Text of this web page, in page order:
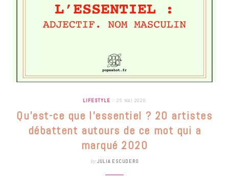
LIFESTYLE 25 MAI 2020
Qu’est-ce que l’essentiel ? 20 artistes
débattent autours de ce mot qui a
marqué 2020
by JULIA ESCUDERO